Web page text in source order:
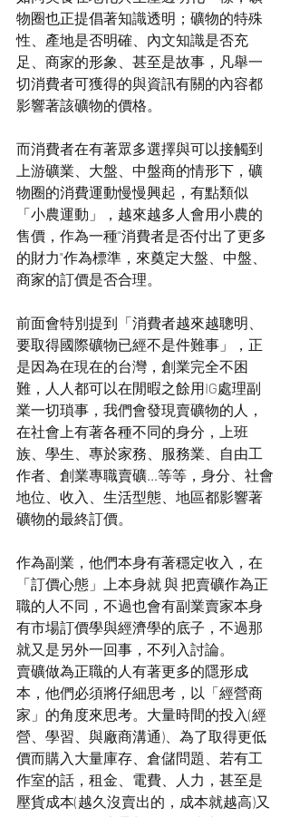
物圈也正提倡著知識透明；礦物的特殊
性、產地是否明確、內文知識是否充
足、商家的形象、甚至是故事，凡舉一
切消費者可獲得的與資訊有關的內容都
影響著該礦物的價格。
而消費者在有著眾多選擇與可以接觸到
上游礦業、大盤、中盤商的情形下，礦
物圈的消費運動慢慢興起，有點類似
「小農運動」，越來越多人會用小農的
售價，作為一種"消費者是否付出了更多
的財力"作為標準，來奠定大盤、中盤、
商家的訂價是否合理。
前面會特別提到「消費者越來越聰明、
要取得國際礦物已經不是件難事」，正
是因為在現在的台灣，創業完全不困
難，人人都可以在閒暇之餘用IG處理副
業一切瑣事，我們會發現賣礦物的人，
在社會上有著各種不同的身分，上班
族、學生、專於家務、服務業、自由工
作者、創業專職賣礦…等等，身分、社會
地位、收入、生活型態、地區都影響著
礦物的最終訂價。
作為副業，他們本身有著穩定收入，在
「訂價心態」上本身就 與 把賣礦作為正
職的人不同，不過也會有副業賣家本身
有市場訂價學與經濟學的底子，不過那
就又是另外一回事，不列入討論。
賣礦做為正職的人有著更多的隱形成
本，他們必須將仔細思考，以「經營商
家」的角度來思考。大量時間的投入(經
營、學習、與廠商溝通)、為了取得更低
價而購入大量庫存、倉儲問題、若有工
作室的話，租金、電費、人力，甚至是
壓貨成本(越久沒賣出的，成本就越高)又